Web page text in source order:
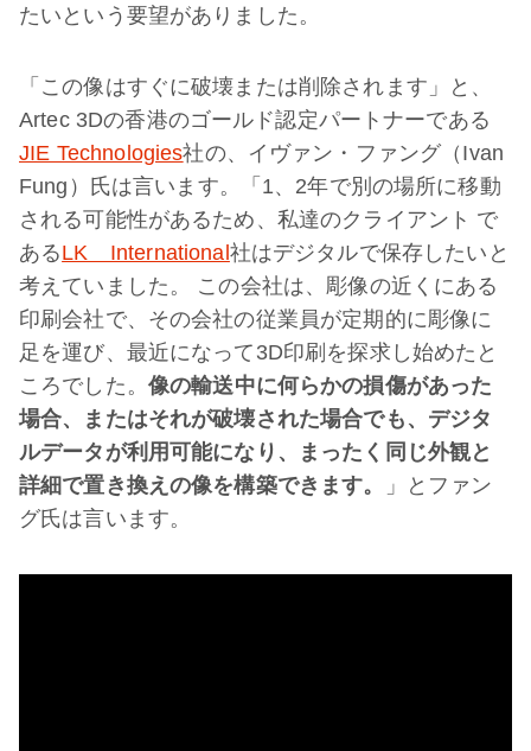
たいという要望がありました。
「この像はすぐに破壊または削除されます」と、
Artec 3Dの香港のゴールド認定パートナーである
JIE Technologies社の、イヴァン・ファング（Ivan
Fung）氏は言います。「1、2年で別の場所に移動
される可能性があるため、私達のクライアント で
あるLK International社はデジタルで保存したいと
考えていました。 この会社は、彫像の近くにある
印刷会社で、その会社の従業員が定期的に彫像に
足を運び、最近になって3D印刷を探求し始めたと
ころでした。 像の輸送中に何らかの損傷があった
場合、またはそれが破壊された場合でも、デジタ
ルデータが利用可能になり、まったく同じ外観と
詳細で置き換えの像を構築できます。
」とファン
グ氏は言います。